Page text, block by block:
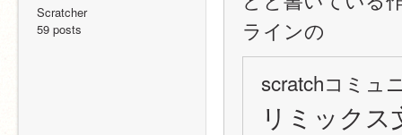
Scratcher
59 posts
ラインの
scratchコミュ
リミック